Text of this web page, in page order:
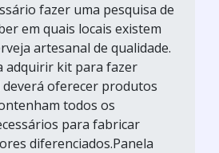
fazer uma pesquisa de
em quais locais existem
artesanal de qualidade.
adquirir kit para fazer
oferecer produtos
todos os
para fabricar
diferenciados.Panela